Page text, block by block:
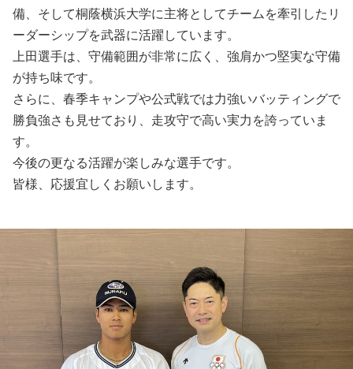
備、そして桐蔭横浜大学に主将としてチームを牽引したリ
ーダーシップを武器に活躍しています。
上田選手は、守備範囲が非常に広く、強肩かつ堅実な守備
が持ち味です。
さらに、春季キャンプや公式戦では力強いバッティングで
勝負強さも見せており、走攻守で高い実力を誇っていま
す。
今後の更なる活躍が楽しみな選手です。
皆様、応援宜しくお願いします。